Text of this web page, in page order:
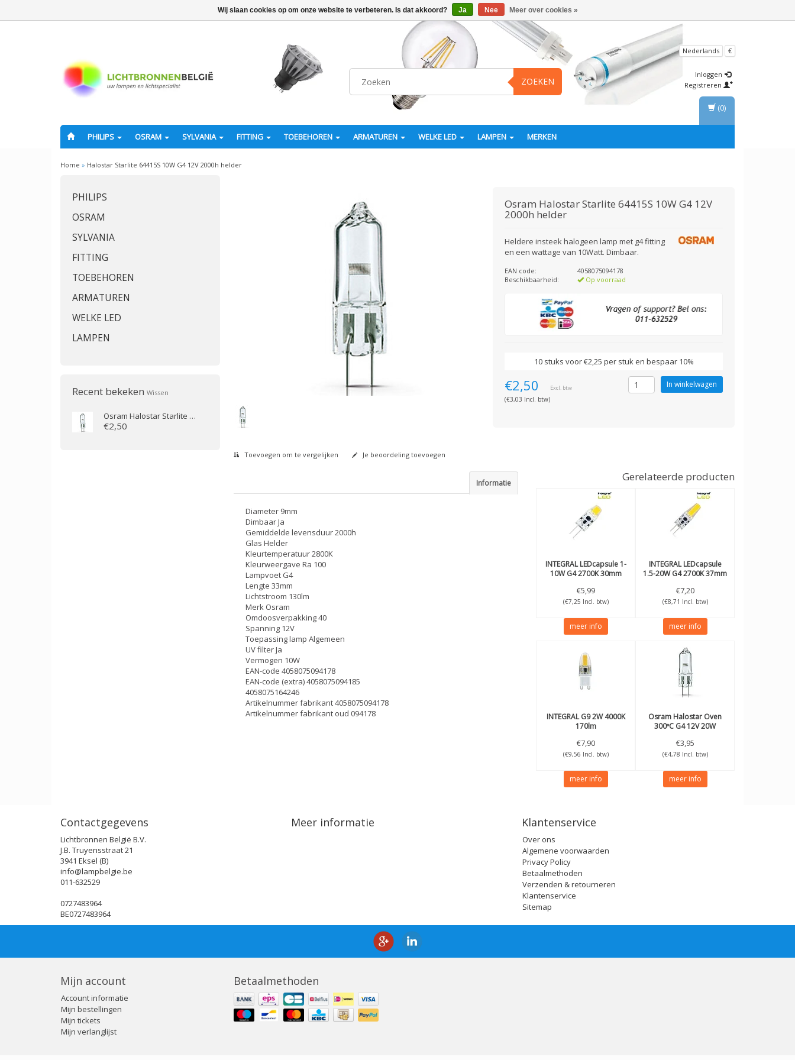
ZOEKEN
Nederlands €
Inloggen
Registreren
PHILIPS OSRAM SYLVANIA FITTING TOEBEHOREN ARMATUREN WELKE LED LAMPEN MERKEN
(0)
Home » Halostar Starlite 64415S 10W G4 12V 2000h helder
PHILIPS
OSRAM
SYLVANIA
FITTING
TOEBEHOREN
ARMATUREN
WELKE LED
LAMPEN
Recent bekeken Wissen
Osram Halostar Starlite 64415S 10W G4 12V 2000h helder
€2,50
Osram Halostar Starlite 64415S 10W G4 12V
2000h helder
Heldere insteek halogeen lamp met g4 fitting
en een wattage van 10Watt. Dimbaar.
EAN code:
4058075094178
Beschikbaarheid:
Op voorraad
10 stuks voor €2,25 per stuk en bespaar 10%
€2,50 Excl. btw
(€3,03 Incl. btw)
Toevoegen om te vergelijken Je beoordeling toevoegen
Informatie
Diameter 9mm
Dimbaar Ja
Gemiddelde levensduur 2000h
Glas Helder
Kleurtemperatuur 2800K
Kleurweergave Ra 100
Lampvoet G4
Lengte 33mm
Lichtstroom 130lm
Merk Osram
Omdoosverpakking 40
Spanning 12V
Toepassing lamp Algemeen
UV filter Ja
Vermogen 10W
EAN-code 4058075094178
EAN-code (extra) 4058075094185
4058075164246
Artikelnummer fabrikant 4058075094178
Artikelnummer fabrikant oud 094178
Gerelateerde producten
INTEGRALLEDcapsule 1-
10W G4 2700K 30mm
€5,99
(€7,25 Incl. btw)
meer info
INTEGRALLEDcapsule
1.5-20W G4 2700K 37mm
€7,20
(€8,71 Incl. btw)
meer info
INTEGRALG9 2W 4000K
170lm
€7,90
(€9,56 Incl. btw)
meer info
Osram Halostar Oven
300ºC G4 12V 20W
€3,95
(€4,78 Incl. btw)
meer info
Contactgegevens
Lichtbronnen België B.V.
J.B. Truyensstraat 21
3941 Eksel (B)
info@lampbelgie.be
011-632529
0727483964
BE0727483964
Meer informatie Klantenservice
Over ons
Algemene voorwaarden
Privacy Policy
Betaalmethoden
Verzenden & retourneren
Klantenservice
Sitemap
Mijn account
Account informatie
Mijn bestellingen
Mijn tickets
Mijn verlanglijst
Betaalmethoden
Wij slaan cookies op om onze website te verbeteren. Is dat akkoord? Ja Nee Meer over cookies »